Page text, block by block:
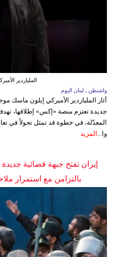
الملياردير
واشنطن ـ لبنان اليوم
أثار الملياردير الأميركي إيلون ماسك
جديدة تعتزم منصة «إكس» إطلاقها،
المعدّلة، في خطوة قد تمثل تحولاً في
وا... المزيد
إيران تفتح جبهة قضائية
بالتزامن مع استمرار